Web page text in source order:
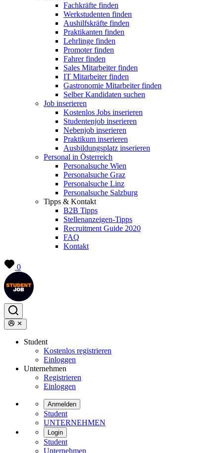
Fachkräfte finden
Werkstudenten finden
Aushilfskräfte finden
Praktikanten finden
Lehrlinge finden
Promoter finden
Fahrer finden
Sales Mitarbeiter finden
IT Mitarbeiter finden
Gastronomie Mitarbeiter finden
Selber Kandidaten suchen
Job inserieren
Kostenlos Jobs inserieren
Studentenjob inserieren
Nebenjob inserieren
Praktikum inserieren
Ausbildungsplatz inserieren
Personal in Österreich
Personalsuche Wien
Personalsuche Graz
Personalsuche Linz
Personalsuche Salzburg
Tipps & Kontakt
B2B Tipps
Stellenanzeigen-Tipps
Recruitment Guide 2020
FAQ
Kontakt
0
Student
Kostenlos registrieren
Einloggen
Unternehmen
Registrieren
Einloggen
Anmelden
Student
UNTERNEHMEN
Login
Student
Unternehmen